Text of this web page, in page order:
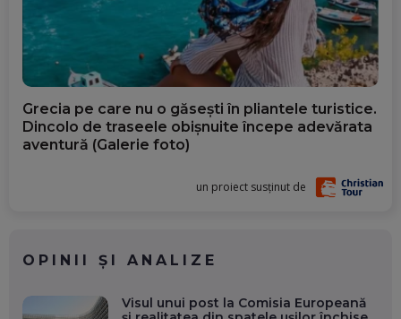
Grecia pe care nu o găsești în pliantele turistice.
Dincolo de traseele obișnuite începe adevărata
aventură (Galerie foto)
un proiect susținut de
OPINII ȘI ANALIZE
Visul unui post la Comisia Europeană